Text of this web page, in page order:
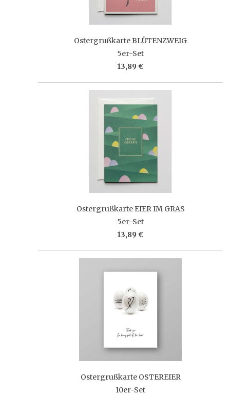
Ostergrußkarte BLÜTENZWEIG
5er-Set
13,89 €
Ostergrußkarte EIER IM GRAS
5er-Set
13,89 €
Ostergrußkarte OSTEREIER
10er-Set